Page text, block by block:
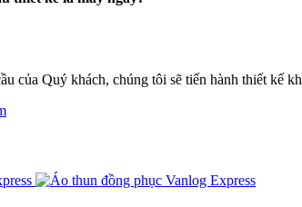
của Quý khách, chúng tôi sẽ tiến hành thiết kế